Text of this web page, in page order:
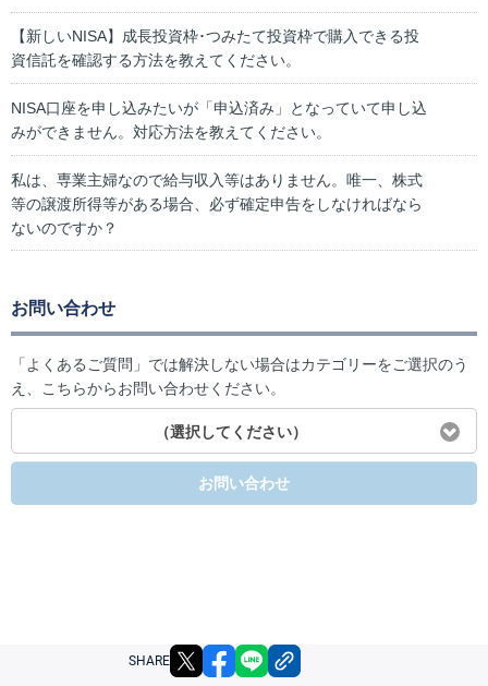
【新しいNISA】成長投資枠･つみたて投資枠で購入できる投
資信託を確認する方法を教えてください。
NISA口座を申し込みたいが「申込済み」となっていて申し込
みができません。対応方法を教えてください。
私は、専業主婦なので給与収入等はありません。唯一、株式
等の譲渡所得等がある場合、必ず確定申告をしなければなら
ないのですか？
お問い合わせ
「よくあるご質問」では解決しない場合はカテゴリーをご選択のう
え、こちらからお問い合わせください。
（選択してください）
お問い合わせ
SHARE X facebook